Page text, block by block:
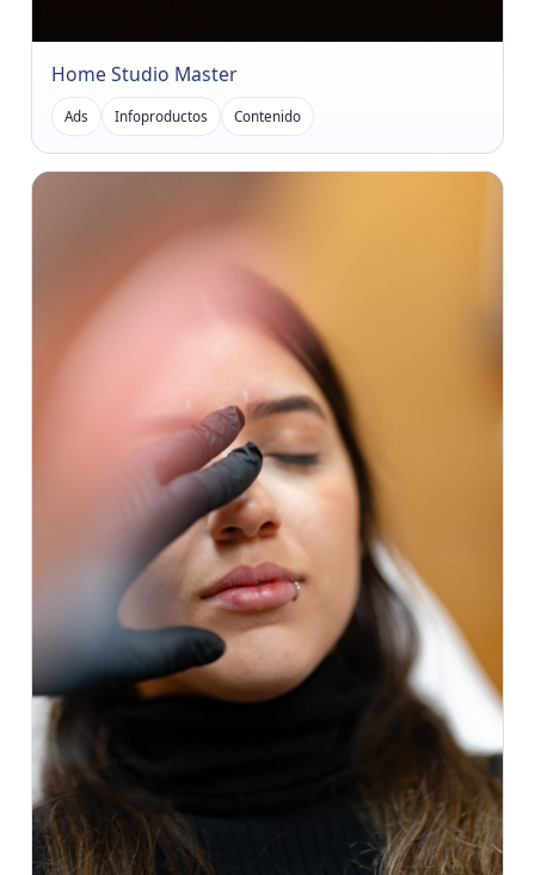
Home Studio Master
Ads Infoproductos Contenido